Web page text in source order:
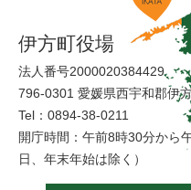
伊方町役場
法人番号2000020384429
796-0301 愛媛県西宇和郡伊
Tel：0894-38-0211
開庁時間：午前8時30分から
日、年末年始は除く）